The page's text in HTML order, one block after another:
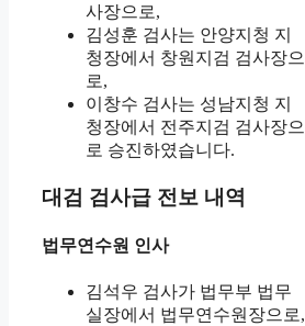
사장으로,
김성훈 검사는 안양지청 지
청장에서 창원지검 검사장으
로,
이창수 검사는 성남지청 지
청장에서 전주지검 검사장으
로 승진하였습니다.
대검 검사급 전보 내역
법무연수원 인사
김석우 검사가 법무부 법무
실장에서 법무연수원장으로,